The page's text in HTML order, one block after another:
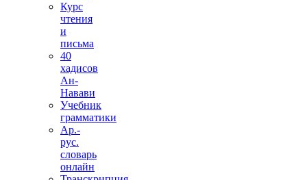
Курс
чтения
и
письма
40
хадисов
Ан-
Навави
Учебник
грамматики
Ар.-
рус.
словарь
онлайн